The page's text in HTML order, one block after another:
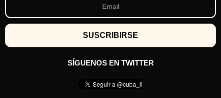
SÍGUENOS EN TWITTER